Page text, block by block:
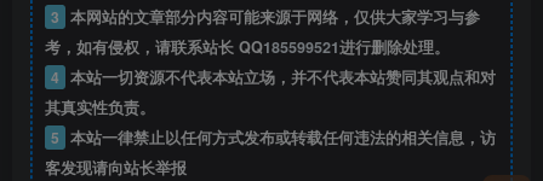
3 本网站的文章部分内容可能来源于网络，仅供大家学习与参
考，如有侵权，请联系站长 QQ185599521进行删除处理。
4 本站一切资源不代表本站立场，并不代表本站赞同其观点和对
其真实性负责。
5 本站一律禁止以任何方式发布或转载任何违法的相关信息，访
客发现请向站长举报